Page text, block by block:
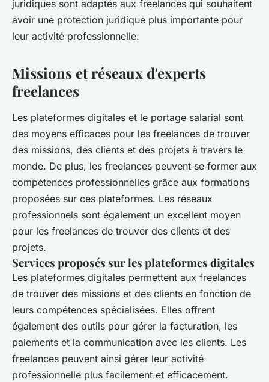
juridiques sont adaptés aux freelances qui souhaitent
avoir une protection juridique plus importante pour
leur activité professionnelle.
Missions et réseaux d'experts
freelances
Les plateformes digitales et le portage salarial sont
des moyens efficaces pour les freelances de trouver
des missions, des clients et des projets à travers le
monde. De plus, les freelances peuvent se former aux
compétences professionnelles grâce aux formations
proposées sur ces plateformes. Les réseaux
professionnels sont également un excellent moyen
pour les freelances de trouver des clients et des
projets.
Services proposés sur les plateformes digitales
Les plateformes digitales permettent aux freelances
de trouver des missions et des clients en fonction de
leurs compétences spécialisées. Elles offrent
également des outils pour gérer la facturation, les
paiements et la communication avec les clients. Les
freelances peuvent ainsi gérer leur activité
professionnelle plus facilement et efficacement.